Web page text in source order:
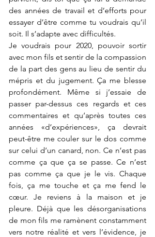
des années de travail et d’efforts pour
essayer d’être comme tu voudrais qu’il
soit. Il s’adapte avec difficultés.
Je voudrais pour 2020, pouvoir sortir
avec mon fils et sentir de la compassion
de la part des gens au lieu de sentir du
mépris et du jugement. Ça me blesse
profondément. Même si j’essaie de
passer par-dessus ces regards et ces
commentaires et qu’après toutes ces
années «d’expériences», ça devrait
peut-être me couler sur le dos comme
sur celui d’un canard, non. Ce n’est pas
comme ça que ça se passe. Ce n’est
pas comme ça que je le vis. Chaque
fois, ça me touche et ça me fend le
cœur. Je reviens à la maison et je
pleure. Déjà que les désorganisations
de mon fils me ramènent constamment
vers notre réalité et vers l’évidence, je